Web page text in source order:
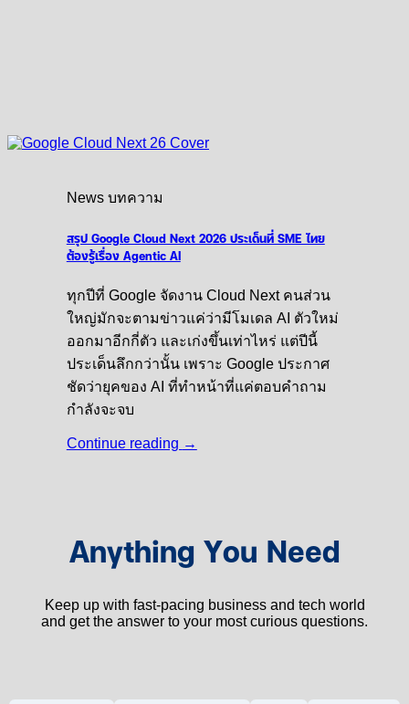
News บทความ
สรุป Google Cloud Next 2026 ประเด็นที่ SME ไทย
ต้องรู้เรื่อง Agentic AI
ทุกปีที่ Google จัดงาน Cloud Next คนส่วน
ใหญ่มักจะตามข่าวแค่ว่ามีโมเดล AI ตัวใหม่
ออกมาอีกกี่ตัว และเก่งขึ้นเท่าไหร่ แต่ปีนี้
ประเด็นลึกกว่านั้น เพราะ Google ประกาศ
ชัดว่ายุคของ AI ที่ทำหน้าที่แค่ตอบคำถาม
กำลังจะจบ
Continue reading →
Anything You Need
Keep up with fast-pacing business and tech world
and get the answer to your most curious questions.